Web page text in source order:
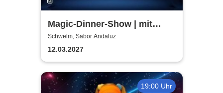
Magic-Dinner-Show | mit
Magic Andi
Schwelm, Sabor Andaluz
12.03.2027
19:00 Uhr